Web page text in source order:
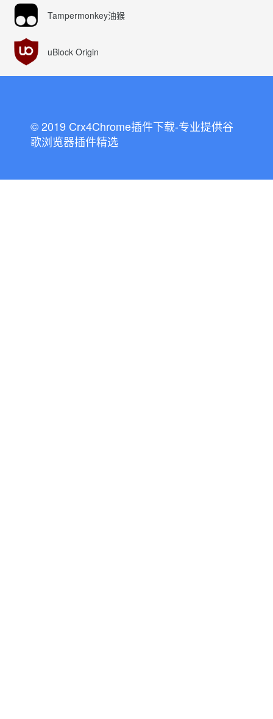
Tampermonkey油猴
uBlock Origin
© 2019 Crx4Chrome插件下载-专业提供谷
歌浏览器插件精选